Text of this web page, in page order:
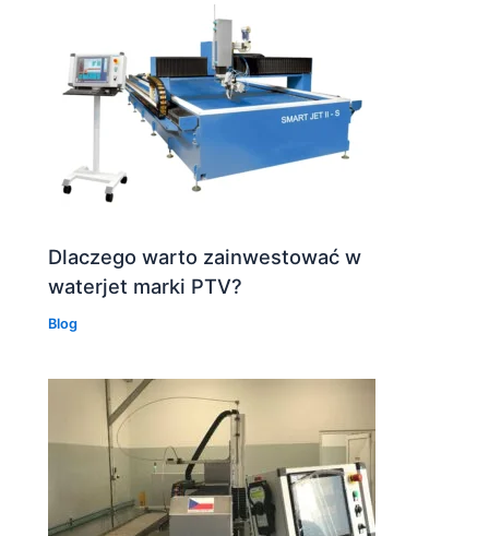
Dlaczego warto zainwestować w
waterjet marki PTV?
Blog